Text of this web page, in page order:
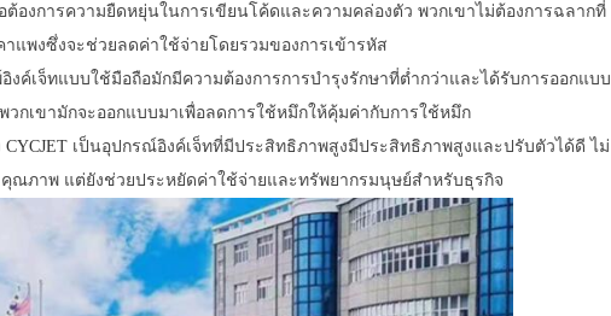
งการความยืดหยุ่นในการเขียนโค้ดและความคล่องตัว พวกเขาไม่ต้องการฉลากที่
แพงซึ่งจะช่วยลดค่าใช้จ่ายโดยรวมของการเข้ารหัส
ค์เจ็ทแบบใช้มือถือมักมีความต้องการการบำรุงรักษาที่ต่ำกว่าและได้รับการออกแบบ
กเขามักจะออกแบบมาเพื่อลดการใช้หมึกให้คุ้มค่ากับการใช้หมึก
CYCJET เป็นอุปกรณ์อิงค์เจ็ทที่มีประสิทธิภาพสูงมีประสิทธิภาพสูงและปรับตัวได้ดี ไม่
ณภาพ แต่ยังช่วยประหยัดค่าใช้จ่ายและทรัพยากรมนุษย์สำหรับธุรกิจ